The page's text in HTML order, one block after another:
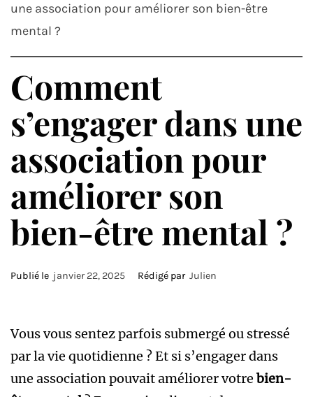
une association pour améliorer son bien-être
mental ?
Comment
s’engager dans une
association pour
améliorer son
bien-être mental ?
Publié le janvier 22, 2025 Rédigé par Julien
Vous vous sentez parfois submergé ou stressé
par la vie quotidienne ? Et si s’engager dans
une association pouvait améliorer votre bien-